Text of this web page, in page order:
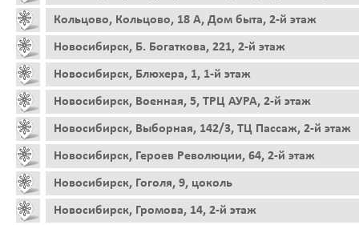
Кольцово, Кольцово, 18 А, Дом быта, 2-й этаж
Новосибирск, Б. Богаткова, 221, 2-й этаж
Новосибирск, Блюхера, 1, 1-й этаж
Новосибирск, Военная, 5, ТРЦ АУРА, 2-й этаж
Новосибирск, Выборная, 142/3, ТЦ Пассаж, 2-й этаж
Новосибирск, Героев Революции, 64, 2-й этаж
Новосибирск, Гоголя, 9, цоколь
Новосибирск, Громова, 14, 2-й этаж